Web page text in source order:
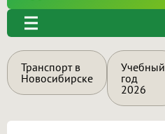
Транспорт в
Новосибирске
Учебный
год
2026